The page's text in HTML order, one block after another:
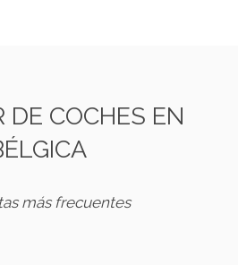
DE COCHES EN
más frecuentes